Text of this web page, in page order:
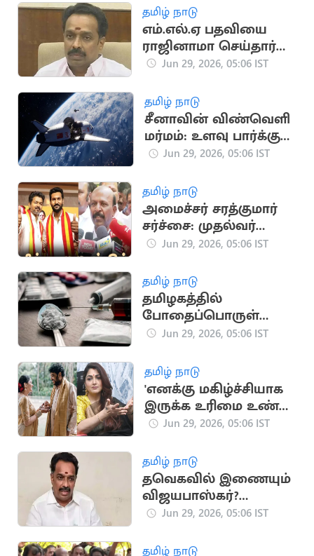
தமிழ் நாடு
எம்.எல்.ஏ பதவியை
ராஜினாமா செய்தார்
எம்.ஆர்.விஜயபாஸ்கர்
Jun 29, 2026, 05:06 IST
தமிழ் நாடு
சீனாவின் விண்வெளி
மர்மம்: உளவு பார்க்கும்
முயற்சியா?
Jun 29, 2026, 05:06 IST
தமிழ் நாடு
அமைச்சர் சரத்குமார்
சர்ச்சை: முதல்வர்
பதிலளிக்க
கோரிக்கை
Jun 29, 2026, 05:06 IST
தமிழ் நாடு
தமிழகத்தில்
போதைப்பொருள்
புழக்கம் அதிகரிப்பு:
சென்னை
Jun 29, 2026, 05:06 IST
தமிழ் நாடு
'எனக்கு மகிழ்ச்சியாக
இருக்க உரிமை உண்டு':
விமர்சகர்களுக்கு
Jun 29, 2026, 05:06 IST
தமிழ் நாடு
தவெகவில் இணையும்
விஜயபாஸ்கர்?
அதிமுகவிற்கு அடுத்த
Jun 29, 2026, 05:06 IST
தமிழ் நாடு